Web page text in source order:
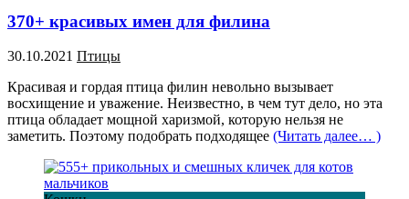
370+ красивых имен для филина
30.10.2021 Птицы
Красивая и гордая птица филин невольно вызывает
восхищение и уважение. Неизвестно, в чем тут дело, но эта
птица обладает мощной харизмой, которую нельзя не
заметить. Поэтому подобрать подходящее (Читать далее… )